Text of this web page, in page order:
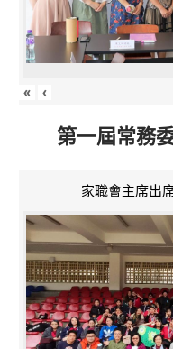
« ‹
第一屆常務
家職會主席出